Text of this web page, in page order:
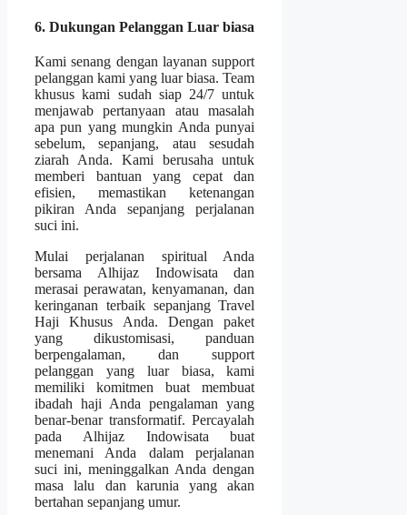
6. Dukungan Pelanggan Luar biasa
Kami senang dengan layanan support
pelanggan kami yang luar biasa. Team
khusus kami sudah siap 24/7 untuk
menjawab pertanyaan atau masalah
apa pun yang mungkin Anda punyai
sebelum, sepanjang, atau sesudah
ziarah Anda. Kami berusaha untuk
memberi bantuan yang cepat dan
efisien, memastikan ketenangan
pikiran Anda sepanjang perjalanan
suci ini.
Mulai perjalanan spiritual Anda
bersama Alhijaz Indowisata dan
merasai perawatan, kenyamanan, dan
keringanan terbaik sepanjang Travel
Haji Khusus Anda. Dengan paket
yang dikustomisasi, panduan
berpengalaman, dan support
pelanggan yang luar biasa, kami
memiliki komitmen buat membuat
ibadah haji Anda pengalaman yang
benar-benar transformatif. Percayalah
pada Alhijaz Indowisata buat
menemani Anda dalam perjalanan
suci ini, meninggalkan Anda dengan
masa lalu dan karunia yang akan
bertahan sepanjang umur.